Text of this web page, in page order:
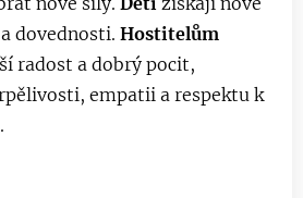
dovednosti. Hostitelům
radost a dobrý pocit,
empatii a respektu k